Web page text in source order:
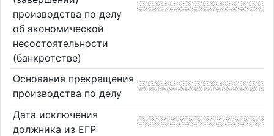
производства по делу
об экономической
несостоятельности
(банкротстве)
Основания прекращения
производства по делу
Дата исключения
должника из ЕГР